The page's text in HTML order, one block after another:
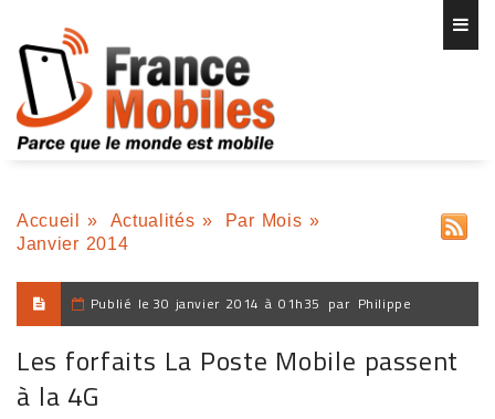
Accueil » Actualités » Par Mois »
Janvier 2014
Publié le 30 janvier 2014 à 01h35 par Philippe
Les forfaits La Poste Mobile passent
à la 4G